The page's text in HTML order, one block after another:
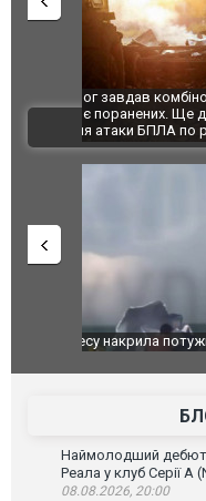
За 2000
Єкатеринбурзі
склад
Вже вивели на
Наймолодший
Реала у клуб Серії А
08.08.2026, 20:00